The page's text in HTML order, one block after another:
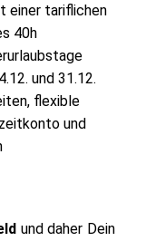
einer tariflichen
40h
und 31.12.
flexible
und
und daher Dein